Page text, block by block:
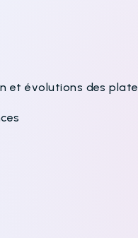
et évolutions des